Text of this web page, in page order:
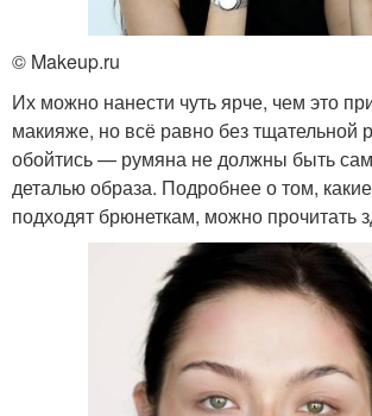
© Makeup.ru
Их можно нанести чуть ярче, чем это
макияже, но всё равно без тщательной
обойтись — румяна не должны быть
деталью образа. Подробнее о том,
подходят брюнеткам, можно прочитать